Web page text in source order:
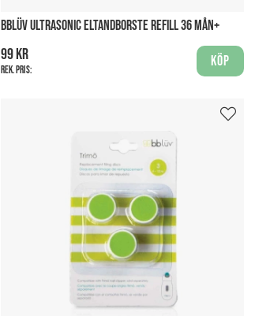
BBLÜV ULTRASONIC ELTANDBORSTE REFILL 36 MÅN+
99 kr
Rek. pris:
Köp